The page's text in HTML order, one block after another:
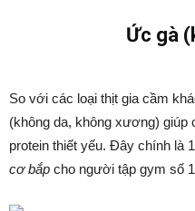
Ức gà
So với các loại thịt gia cầm
(không da, không xương) giúp
protein thiết yếu. Đây chính là
cơ bắp cho người tập gym số